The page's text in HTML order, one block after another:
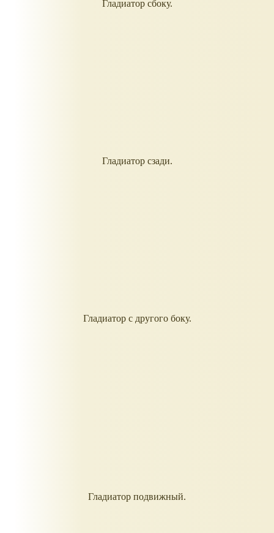
Гладиатор сбоку.
Гладиатор сзади.
Гладиатор с другого боку.
Гладиатор подвижный.